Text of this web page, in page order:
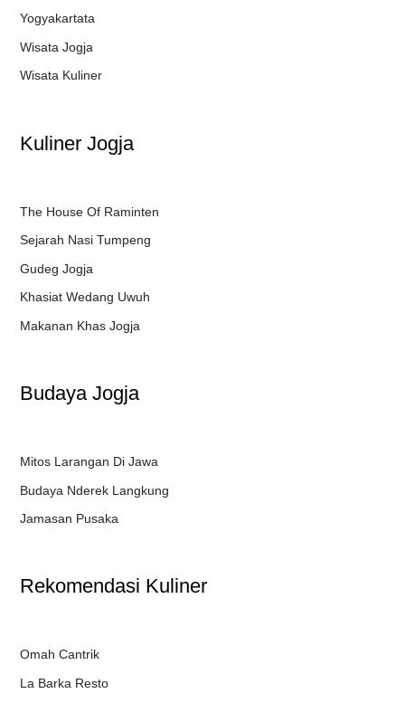
Yogyakartata
Wisata Jogja
Wisata Kuliner
Kuliner Jogja
The House Of Raminten
Sejarah Nasi Tumpeng
Gudeg Jogja
Khasiat Wedang Uwuh
Makanan Khas Jogja
Budaya Jogja
Mitos Larangan Di Jawa
Budaya Nderek Langkung
Jamasan Pusaka
Rekomendasi Kuliner
Omah Cantrik
La Barka Resto